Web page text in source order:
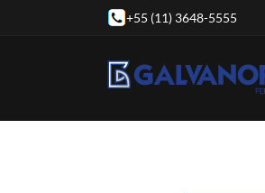
+55 (11) 3648-5555